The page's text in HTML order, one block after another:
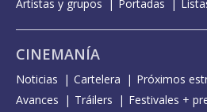
Artistas y grupos
Portadas
CINEMANÍA
Noticias Cartelera Próximos
Avances
Tráilers Festivales +